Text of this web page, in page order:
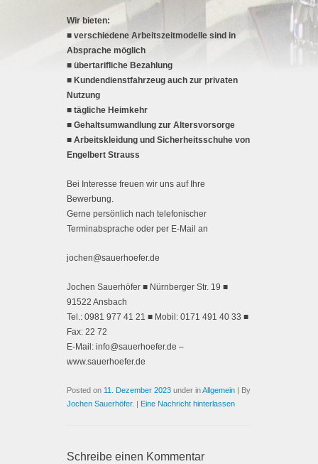
Wir bieten:
■ verschiedene Arbeitszeitmodelle sind in
Absprache möglich
■ übertarifliche Bezahlung
■ Kundendienstfahrzeug auch zur privaten
Nutzung
■ tägliche Heimkehr
■ Gehaltsumwandlung zur Altersvorsorge
■ Arbeitskleidung und Sicherheitsschuhe von
Engelbert Strauss
Bei Interesse freuen wir uns auf Ihre
Bewerbung.
Gerne persönlich nach telefonischer
Terminabsprache oder per E-Mail an
jochen@sauerhoefer.de
Jochen Sauerhöfer ■ Nürnberger Str. 19 ■
91522 Ansbach
Tel.: 0981 977 41 21 ■ Mobil: 0171 491 40 33 ■
Fax: 22 72
E-Mail: info@sauerhoefer.de –
www.sauerhoefer.de
Posted on 11. Dezember 2023 under inAllgemein | By
Jochen Sauerhöfer. | Eine Nachricht hinterlassen
Schreibe einen Kommentar